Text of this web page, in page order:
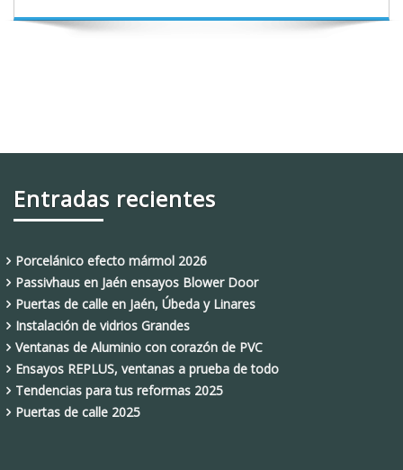
Entradas recientes
Porcelánico efecto mármol 2026
Passivhaus en Jaén ensayos Blower Door
Puertas de calle en Jaén, Úbeda y Linares
Instalación de vidrios Grandes
Ventanas de Aluminio con corazón de PVC
Ensayos REPLUS, ventanas a prueba de todo
Tendencias para tus reformas 2025
Puertas de calle 2025